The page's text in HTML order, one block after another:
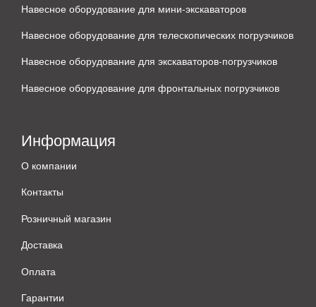
Навесное оборудование для мини-экскаваторов
Навесное оборудование для телескопических погрузчиков
Навесное оборудование для экскаваторов-погрузчиков
Навесное оборудование для фронтальных погрузчиков
Информация
О компании
Контакты
Розничный магазин
Доставка
Оплата
Гарантии